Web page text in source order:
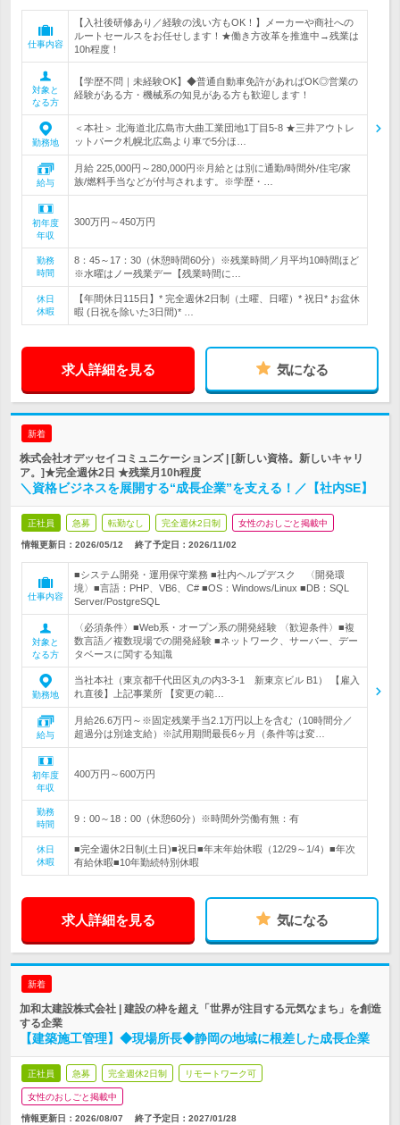
仕事内容
【入社後研修あり／経験の浅い方もOK！】メーカーや商社への
ルートセールスをお任せします！★働き方改革を推進中→残業は
10h程度！
対象と
なる方
【学歴不問｜未経験OK】◆普通自動車免許があればOK◎営業の
経験がある方・機械系の知見がある方も歓迎します！
勤務地
＜本社＞ 北海道北広島市大曲工業団地1丁目5-8 ★三井アウトレ
ットパーク札幌北広島より車で5分ほ…
給与
月給 225,000円～280,000円※月給とは別に通勤/時間外/住宅/家
族/燃料手当などが付与されます。※学歴・…
初年度
年収
300万円～450万円
勤務
時間
8：45～17：30（休憩時間60分）※残業時間／月平均10時間ほど
※水曜はノー残業デー【残業時間に…
休日
休暇
【年間休日115日】* 完全週休2日制（土曜、日曜）* 祝日* お盆休
暇 (日祝を除いた3日間)* …
求人詳細を見る 気になる
新着
株式会社オデッセイコミュニケーションズ | [新しい資格。新しいキャリ
ア。]★完全週休2日 ★残業月10h程度
＼資格ビジネスを展開する“成長企業”を支える！／【社内SE】
正社員 急募 転勤なし 完全週休2日制 女性のおしごと掲載中
情報更新日：2026/05/12 終了予定日： 2026/11/02
仕事内容
■システム開発・運用保守業務 ■社内ヘルプデスク 〈開発環
境〉■言語：PHP、VB6、C# ■OS：Windows/Linux ■DB：SQL
Server/PostgreSQL
対象と
なる方
〈必須条件〉■Web系・オープン系の開発経験 〈歓迎条件〉■複
数言語／複数現場での開発経験 ■ネットワーク、サーバー、デー
タベースに関する知識
勤務地
当社本社（東京都千代田区丸の内3-3-1 新東京ビル B1） 【雇入
れ直後】上記事業所 【変更の範…
給与
月給26.6万円～※固定残業手当2.1万円以上を含む（10時間分／
超過分は別途支給）※試用期間最長6ヶ月（条件等は変…
初年度
年収
400万円～600万円
勤務
時間
9：00～18：00（休憩60分）※時間外労働有無：有
休日
休暇
■完全週休2日制(土日)■祝日■年末年始休暇（12/29～1/4）■年次
有給休暇■10年勤続特別休暇
求人詳細を見る 気になる
新着
加和太建設株式会社 | 建設の枠を超え「世界が注目する元気なまち」を創造
する企業
【建築施工管理】◆現場所長◆静岡の地域に根差した成長企業
正社員 急募 完全週休2日制 リモートワーク可
女性のおしごと掲載中
情報更新日：2026/08/07 終了予定日： 2027/01/28